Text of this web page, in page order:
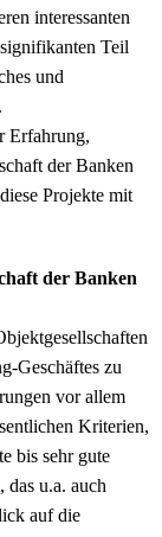
interessanten
Teil
und
Erfahrung,
der Banken
Projekte mit
der Banken
Geschäftes zu
vor allem
Kriterien,
bis sehr gute
das u.a. auch
auf die